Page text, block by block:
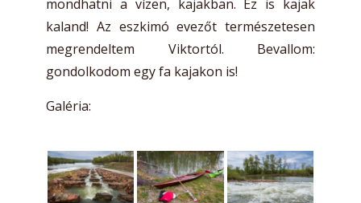
mondhatni a vízen, kajakban. Ez is kajak
kaland! Az eszkimó evezőt természetesen
megrendeltem Viktortól. Bevallom:
gondolkodom egy fa kajakon is!
Galéria: